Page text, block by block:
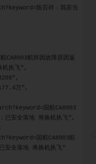
陈百祥：我若当
机执飞",
"177.4万",
国航CA8903
已安全落地 将换机执飞",
国航CA8903航
安全落地 将换机执飞"